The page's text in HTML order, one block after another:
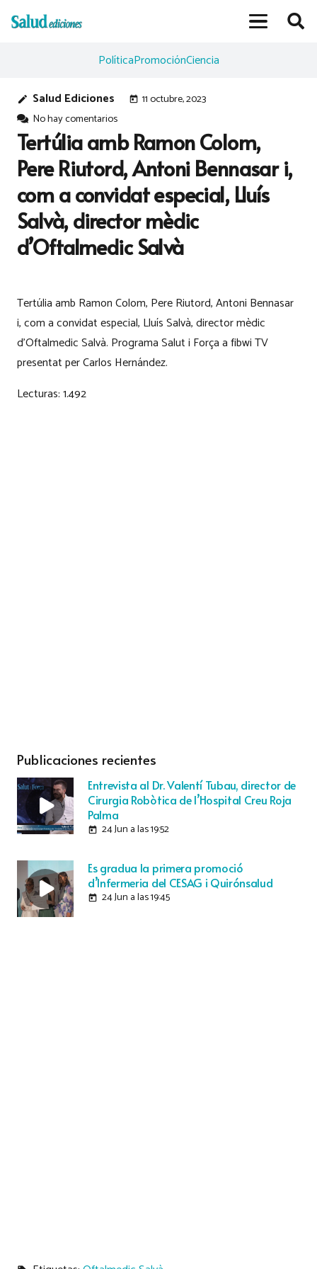
PolíticaPromociónCiencia
edit Salud Ediciones today 11 octubre, 2023
No hay comentarios
Tertúlia amb Ramon Colom,
Pere Riutord, Antoni Bennasar i,
com a convidat especial, Lluís
Salvà, director mèdic
d’Oftalmedic Salvà
Tertúlia amb Ramon Colom, Pere Riutord, Antoni Bennasar
i, com a convidat especial, Lluís Salvà, director mèdic
d’Oftalmedic Salvà. Programa Salut i Força a fibwi TV
presentat per Carlos Hernández.
Lecturas:1.492
Publicaciones recientes
Entrevista al Dr. Valentí Tubau, director de
Cirurgia Robòtica de l’Hospital Creu Roja
Palma
today 24 Jun a las 19:52
Es gradua la primera promoció
d’Infermeria del CESAG i Quirónsalud
today 24 Jun a las 19:45